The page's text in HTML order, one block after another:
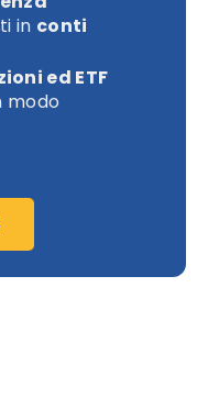
in conti
ed ETF
modo